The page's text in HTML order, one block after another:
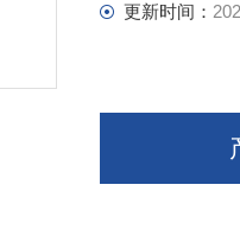
更新时间：